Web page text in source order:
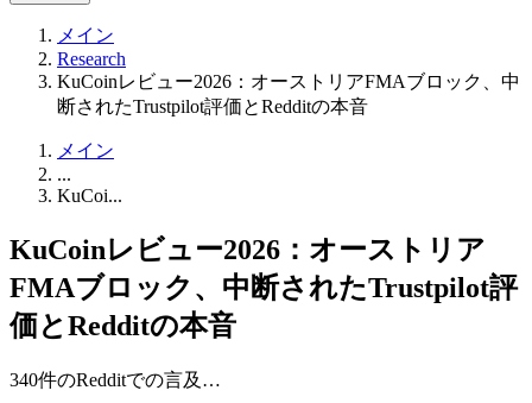
メイン
Research
KuCoinレビュー2026：オーストリアFMAブロック、中
断されたTrustpilot評価とRedditの本音
メイン
...
KuCoi...
KuCoinレビュー2026：オーストリア
FMAブロック、中断されたTrustpilot評
価とRedditの本音
340件のRedditでの言及…